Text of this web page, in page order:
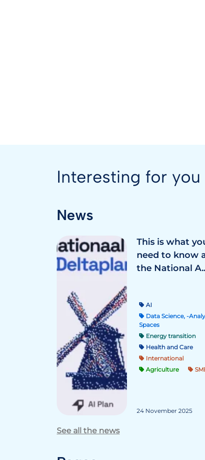
Interesting for you
News
This is what
need to know
the National
AI
Data Science, -
Spaces
Energy transition
Health and Care
International
Agriculture
24 November 2025
See all the news